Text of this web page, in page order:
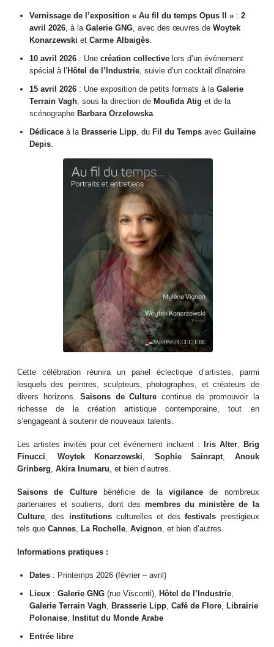
Vernissage de l’exposition « Au fil du temps Opus II » :2
avril 2026 , à laGalerie GNG , avec des œuvres deWoytek
Konarzewski etCarme Albaigès
10 avril 2026 : Unecréation collective lors d’un événement
spécial à l’Hôtel de l’Industrie , suivie d’un cocktail dînatoire.
15 avril 2026 : Une exposition de petits formats à laGalerie
Terrain Vagh , sous la direction deMoufida Atig et de la
scénographeBarbara Orzelowska
Dédicace à laBrasserie Lipp , duFil du Temps avecGuilaine
Depis
Cette célébration réunira un panel éclectique d’artistes, parmi
lesquels des peintres, sculpteurs, photographes, et créateurs de
divers horizons.Saisons de Culture continue de promouvoir la
richesse de la création artistique contemporaine, tout en
s’engageant à soutenir de nouveaux talents.
Les artistes invités pour cet événement incluent : Iris Alter, Brig
Finucci
Woytek Konarzewski Sophie Sainrapt
Anouk
Grinberg ,Akira Inumaru , et bien d’autres.
Saisons de Culturebénéficie de la vigilancede nombreux
partenaires et soutiens, dont desmembres du ministère de la
Culture , des institutionsculturelles et desfestivals prestigieux
tels queCannes ,La Rochelle ,Avignon , et bien d’autres.
Informations pratiques :
Dates : Printemps 2026 (février – avril)
Lieux :Galerie GNG (rue Visconti),Hôtel de l’Industrie
Galerie Terrain Vagh ,Brasserie Lipp ,Café de Flore ,Librairie
Polonaise ,Institut du Monde Arabe
Entrée libre